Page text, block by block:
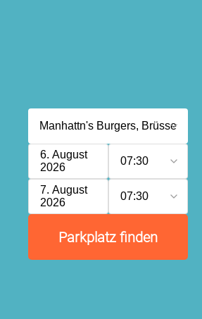
6. August
2026
07:30
7. August
2026
07:30
Parkplatz finden